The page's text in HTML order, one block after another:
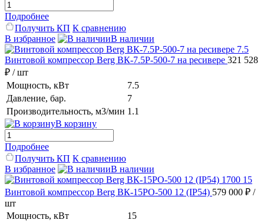
Подробнее
Получить КП К сравнению
В избранное
В наличии
Винтовой компрессор Berg ВК-7.5Р-500-7 на ресивере 321 528
₽ / шт
Мощность, кВт
7.5
Давление, бар.
7
Производительность, м3/мин 1.1
В корзину
Подробнее
Получить КП К сравнению
В избранное
В наличии
Винтовой компрессор Berg ВК-15РО-500 12 (IP54) 579 000 ₽ /
шт
Мощность, кВт
15